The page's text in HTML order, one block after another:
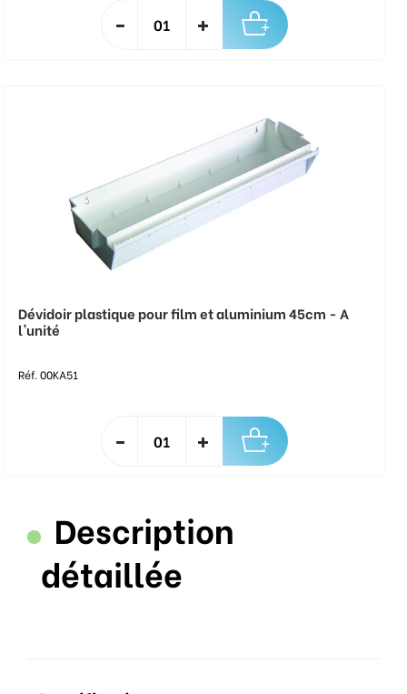
Dévidoir plastique pour film et aluminium 45cm - A
l'unité
Réf. 00KA51
Description
détaillée